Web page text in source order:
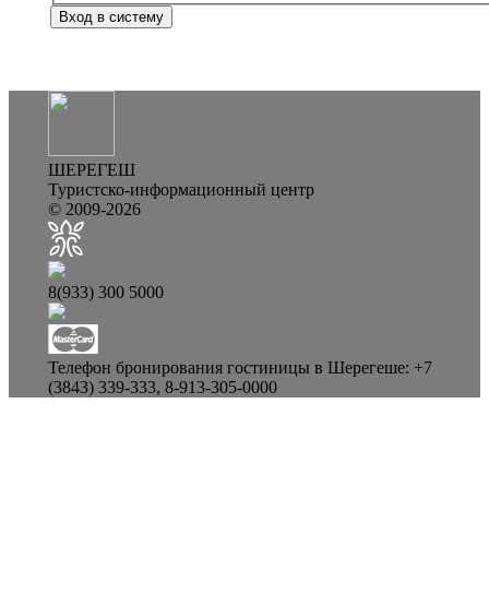
ШЕРЕГЕШ
Туристско-информационный центр
© 2009-2026
8(933) 300 5000
Телефон бронирования гостиницы в Шерегеше: +7
(3843) 339-333, 8-913-305-0000